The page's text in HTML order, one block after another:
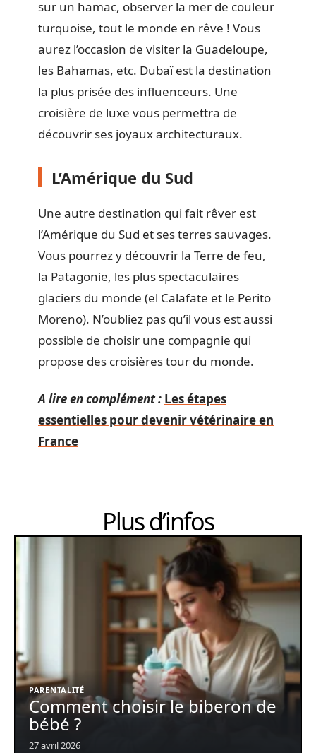
sur un hamac, observer la mer de couleur
turquoise, tout le monde en rêve ! Vous
aurez l’occasion de visiter la Guadeloupe,
les Bahamas, etc. Dubaï est la destination
la plus prisée des influenceurs. Une
croisière de luxe vous permettra de
découvrir ses joyaux architecturaux.
L’Amérique du Sud
Une autre destination qui fait rêver est
l’Amérique du Sud et ses terres sauvages.
Vous pourrez y découvrir la Terre de feu,
la Patagonie, les plus spectaculaires
glaciers du monde (el Calafate et le Perito
Moreno). N’oubliez pas qu’il vous est aussi
possible de choisir une compagnie qui
propose des croisières tour du monde.
A lire en complément : Les étapes
essentielles pour devenir vétérinaire en
France
Plus d’infos
PARENTALITÉ
Comment choisir le biberon de
bébé ?
27 avril 2026